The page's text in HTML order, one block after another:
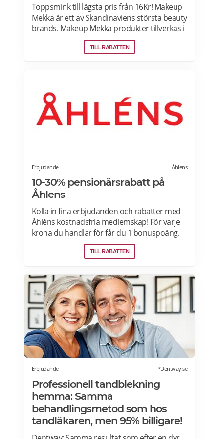
Toppsmink till lägsta pris från 16Kr! Makeup
Mekka är ett av Skandinaviens största beauty
brands. Makeup Mekka produkter tillverkas i
samma fabriker som stora internationella
beauty brands. Fri frakt över 299:- Läs mer
TILL RABATTEN
Erbjudande Åhlens
10-30% pensionärsrabatt på
Åhlens
Kolla in fina erbjudanden och rabatter med
Åhléns kostnadsfria medlemskap! För varje
krona du handlar för får du 1 bonuspoäng.
Och för varje 1250 poäng, får du 25 kronor i
bonus. 10-30% välkomsterbjudande:
30% rabatt på ditt första köp som medlem.
Läs mer om pensionärsrabatter på Åhléns
här.
TILL RABATTEN
Erbjudande *Dentway.se
Professionell tandblekning
hemma: Samma
behandlingsmetod som hos
tandläkaren, men 95% billigare!